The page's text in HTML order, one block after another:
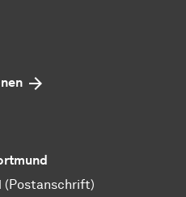
(Postanschrift)